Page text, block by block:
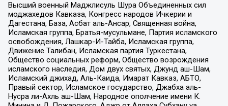
Высший военный Маджлисуль Шура Объединенных сил
моджахедов Кавказа, Конгресс народов Ичкерии и
Дагестана, База, Асбат аль-Ансар, Священная война,
Исламская группа, Братья-мусульмане, Партия исламского
освобождения, Лашкар-И-Тайба, Исламская группа,
Движение Талибан, Исламская партия Туркестана,
Общество социальных реформ, Общество возрождения
исламского наследия, Дом двух святых, Джунд аш-Шам,
Исламский джихад, Аль-Каида, Имарат Кавказ, АБТО,
Правый сектор, Исламское государство, Джабха аль-
Нусра ли-Ахль аш-Шам, Народное ополчение имени К.